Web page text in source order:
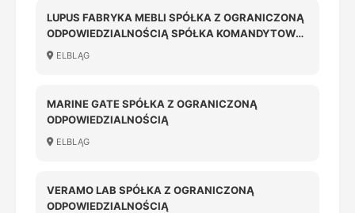
LUPUS FABRYKA MEBLI SPÓŁKA Z OGRANICZONĄ
ODPOWIEDZIALNOŚCIĄ SPÓŁKA KOMANDYTOWA
W UPADŁOŚCI
ELBLĄG
MARINE GATE SPÓŁKA Z OGRANICZONĄ
ODPOWIEDZIALNOŚCIĄ
ELBLĄG
VERAMO LAB SPÓŁKA Z OGRANICZONĄ
ODPOWIEDZIALNOŚCIĄ